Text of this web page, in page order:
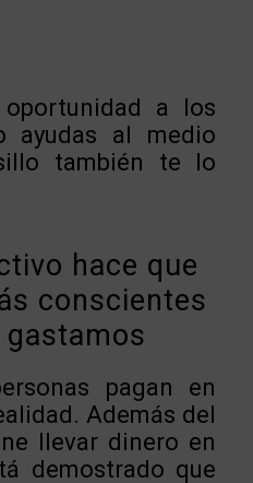
oportunidad a los
ayudas al medio
también te lo
hace que
conscientes
pagan en
Además del
llevar dinero en
demostrado que